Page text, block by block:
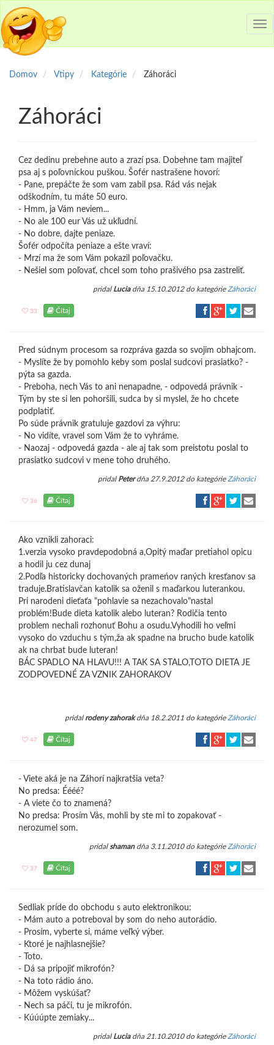
Domov Vtipy Kategórie Záhoráci
Záhoráci
Cez dedinu prebehne auto a zrazí psa. Dobehne tam majiteľ
psa aj s poľovníckou puškou. Šofér nastrašene hovorí:
- Pane, prepáčte že som vam zabil psa. Rád vás nejak
odškodním, tu máte 50 euro.
- Hmm, ja Vám neviem...
- No ale 100 eur Vás už ukľudní.
- No dobre, dajte peniaze.
Šofér odpočíta peniaze a ešte vraví:
- Mrzí ma že som Vám pokazil poľovačku.
- Nešiel som poľovať, chcel som toho prašivého psa zastreliť.
pridal Luciadňa 15.10.2012 do kategórie Záhoráci
33 Čítaj
Pred súdnym procesom sa rozpráva gazda so svojim obhajcom.
- Myslíte že by pomohlo keby som poslal sudcovi prasiatko? -
pýta sa gazda.
- Preboha, nech Vás to ani nenapadne, - odpovedá právnik -
Tým by ste si len pohoršili, sudca by si myslel, že ho chcete
podplatiť.
Po súde právnik gratuluje gazdovi za výhru:
- No vidíte, vravel som Vám že to vyhráme.
- Naozaj - odpovedá gazda - ale aj tak som preistotu poslal to
prasiatko sudcovi v mene toho druhého.
pridal Peterdňa 27.9.2012 do kategórie Záhoráci
36 Čítaj
Ako vznikli zahoraci:
1.verzia vysoko pravdepodobná a,Opitý maďar pretiahol opicu
a hodil ju cez dunaj
2.Podľa historicky dochovaných prameńov raných kresťanov sa
traduje.Bratislavčan katolik sa oženil s maďarkou luterankou.
Pri narodeni dieťaťa "pohlavie sa nezachovalo"nastal
problém!Bude dieta katolik alebo luteran? Rodičia tento
problem nechali rozhonuť Bohu a osudu.Vyhodili ho veľmi
vysoko do vzduchu s tým,ža ak spadne na brucho bude katolik
ak na chrbat bude luteran!
BÁC SPADLO NA HLAVU!!! A TAK SA STALO,TOTO DIETA JE
ZODPOVEDNÉ ZA VZNIK ZAHORAKOV
pridal rodeny zahorakdňa 18.2.2011 do kategórie Záhoráci
47 Čítaj
- Viete aká je na Záhorí najkratšia veta?
No predsa: Éééé?
- A viete čo to znamená?
No predsa: Prosím Vás, mohli by ste mi to zopakovať -
nerozumel som.
pridal shamandňa 3.11.2010 do kategórie Záhoráci
37 Čítaj
Sedliak príde do obchodu s auto elektronikou:
- Mám auto a potreboval by som do neho autorádio.
- Prosím, vyberte si, máme veľký výber.
- Ktoré je najhlasnejšie?
- Toto.
- Dá sa pripojiť mikrofón?
- Na toto rádio áno.
- Môžem vyskúšať?
- Nech sa páči, tu je mikrofón.
- Kúúúpte zemiaky...
pridal Luciadňa 21.10.2010 do kategórie Záhoráci